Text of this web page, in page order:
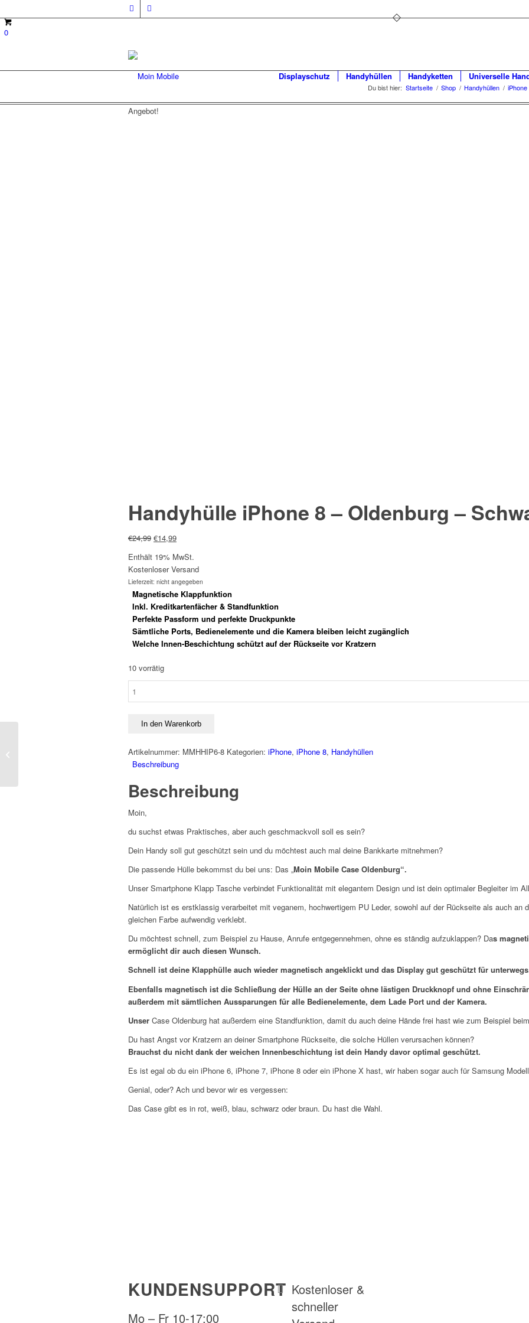
0
Displayschutz Handyhüllen Handyketten Universelle
Du bist hier: Startseite / Shop / Handyhüllen / iPhone
Angebot!
Handyhülle iPhone 8 – Oldenburg –
€24,99 Ursprünglicher
war:
€24,99
€14,99Aktueller
ist:
€14,99.
Enthält 19% MwSt.
Kostenloser Versand
Lieferzeit: nicht angegeben
Magnetische Klappfunktion
Inkl. Kreditkartenfächer & Standfunktion
Perfekte Passform und perfekte Druckpunkte
Sämtliche Ports, Bedienelemente und die Kamera bleiben leicht zugänglich
Welche Innen-Beschichtung schützt auf der Rückseite vor Kratzern
10 vorrätig
-
Schwarz
In den Warenkorb
Artikelnummer: MMHHIP6-8 Kategorien: iPhone, iPhone 8, Handyhüllen
Beschreibung
Beschreibung
Moin,
du suchst etwas Praktisches, aber auch geschmackvoll soll es sein?
Dein Handy soll gut geschützt sein und du möchtest auch mal deine Bankkarte mitnehmen?
Die passende Hülle bekommst du bei uns: Das „Moin Mobile Case Oldenburg“.
Unser Smartphone Klapp Tasche verbindet Funktionalität mit elegantem Design und ist dein optimaler Begleiter im
Natürlich ist es erstklassig verarbeitet mit veganem, hochwertigem PU Leder, sowohl auf der Rückseite als auch an
gleichen Farbe aufwendig verklebt.
Du möchtest schnell, zum Beispiel zu Hause, Anrufe entgegennehmen, ohne es ständig aufzuklappen? Das
ermöglicht dir auch diesen Wunsch.
Schnell ist deine Klapphülle auch wieder magnetisch angeklickt und das Display gut geschützt für
Ebenfalls magnetisch ist die Schließung der Hülle an der Seite ohne lästigen Druckknopf und ohne
außerdem mit sämtlichen Aussparungen für alle Bedienelemente, dem Lade Port und der Kamera.
Unser Case Oldenburg hat außerdem eine Standfunktion, damit du auch deine Hände frei hast wie zum Beispiel
Du hast Angst vor Kratzern an deiner Smartphone Rückseite, die solche Hüllen verursachen können?
Brauchst du nicht dank der weichen Innenbeschichtung ist dein Handy davor optimal geschützt.
Es ist egal ob du ein iPhone 6, iPhone 7, iPhone 8 oder ein iPhone X hast, wir haben sogar auch für Samsung
Genial, oder? Ach und bevor wir es vergessen:
Das Case gibt es in rot, weiß, blau, schwarz oder braun. Du hast die Wahl.
KUNDENSUPPORT
Mo – Fr 10-17:00
Kostenloser &
schneller